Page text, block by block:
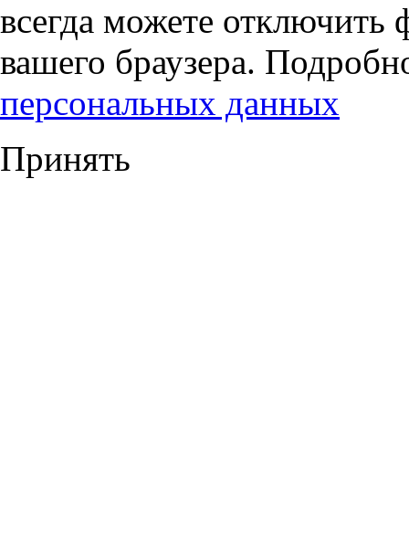
всегда можете отключить
вашего браузера.
персональных данных
Принять